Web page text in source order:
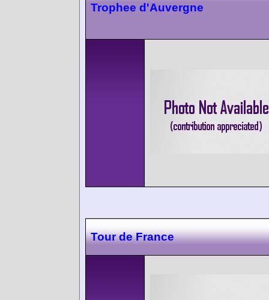
Trophee d'Auvergne
Tour de France